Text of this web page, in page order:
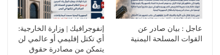
عاجل : بيان صادر عن
القوات المسلحة اليمنية
إنفوجرافيك | وزارة الخارجية:
أي تكتل إقليمي أو عالمي لن
يتمكن من مصادرة حقوق